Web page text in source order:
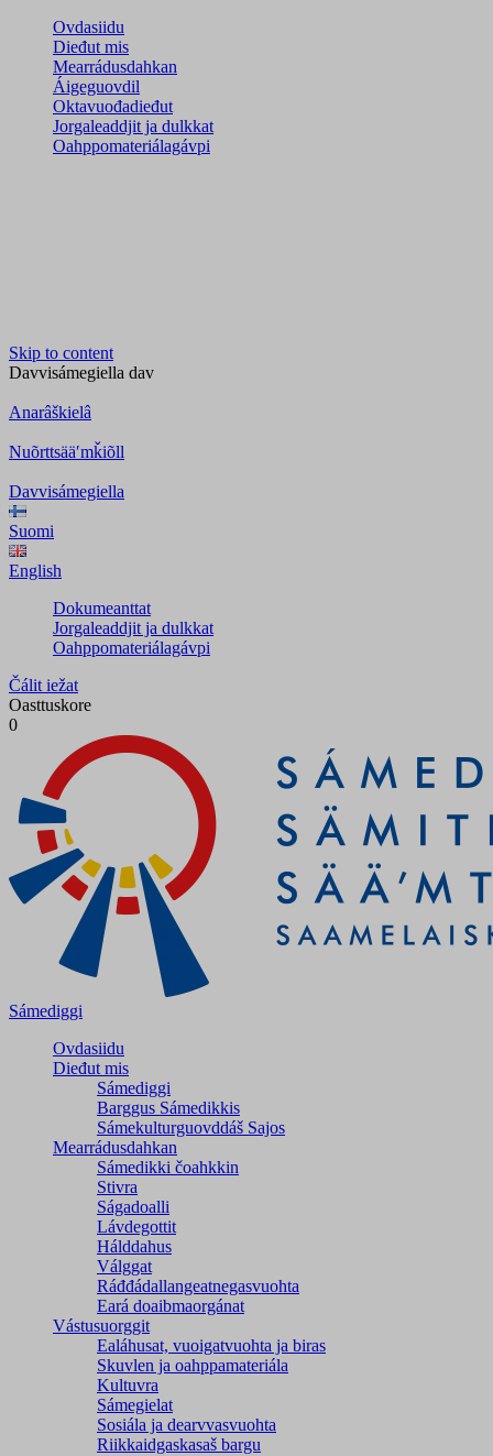
Ovdasiidu
Dieđut mis
Mearrádusdahkan
Áigeguovdil
Oktavuođadieđut
Jorgaleaddjit ja dulkkat
Oahppomateriálagávpi
Skip to content
Davvisámegiella dav
Anarâškielâ
Nuõrttsääʹmǩiõll
Davvisámegiella
Suomi
English
Dokumeanttat
Jorgaleaddjit ja dulkkat
Oahppomateriálagávpi
Čálit iežat
Oasttuskore
0
Sámediggi
Ovdasiidu
Dieđut mis
Sámediggi
Barggus Sámedikkis
Sámekulturguovddáš Sajos
Mearrádusdahkan
Sámedikki čoahkkin
Stivra
Ságadoalli
Lávdegottit
Hálddahus
Válggat
Ráđđádallangeatnegas­vuohta
Eará doaibmaorgánat
Vástusuorggit
Ealáhusat, vuoigatvuohta ja biras
Skuvlen ja oahppamateriála
Kultuvra
Sámegielat
Sosiála ja dearvvasvuohta
Riikkaidgaskasaš bargu